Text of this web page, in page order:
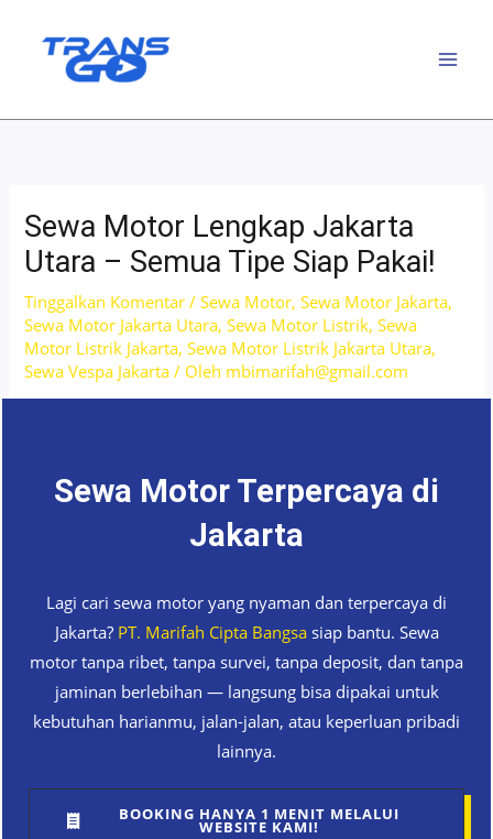
Sewa Motor Lengkap Jakarta
Utara – Semua Tipe Siap Pakai!
Tinggalkan Komentar /Sewa Motor,Sewa Motor Jakarta,
Sewa Motor Jakarta Utara,Sewa Motor Listrik,Sewa
Motor Listrik Jakarta,Sewa Motor Listrik Jakarta Utara,
Sewa Vespa Jakarta / Oleh mbimarifah@gmail.com
Sewa Motor Terpercaya di
Jakarta
Lagi cari sewa motor yang nyaman dan terpercaya di
Jakarta? PT. Marifah Cipta Bangsasiap bantu. Sewa
motor tanpa ribet, tanpa survei, tanpa deposit, dan tanpa
jaminan berlebihan — langsung bisa dipakai untuk
kebutuhan harianmu, jalan-jalan, atau keperluan pribadi
lainnya.
BOOKING HANYA 1 MENIT MELALUI
WEBSITE KAMI!